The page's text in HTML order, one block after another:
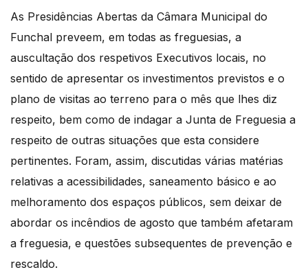
As Presidências Abertas da Câmara Municipal do
Funchal preveem, em todas as freguesias, a
auscultação dos respetivos Executivos locais, no
sentido de apresentar os investimentos previstos e o
plano de visitas ao terreno para o mês que lhes diz
respeito, bem como de indagar a Junta de Freguesia a
respeito de outras situações que esta considere
pertinentes. Foram, assim, discutidas várias matérias
relativas a acessibilidades, saneamento básico e ao
melhoramento dos espaços públicos, sem deixar de
abordar os incêndios de agosto que também afetaram
a freguesia, e questões subsequentes de prevenção e
rescaldo.